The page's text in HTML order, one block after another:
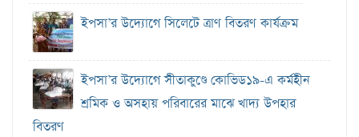
ইপসা’র উদ্যোগে সিলেটে ত্রাণ বিতরণ কার্যক্রম
ইপসা’র উদ্যোগে সীতাকুণ্ডে কোভিড১৯-এ কর্মহীন
শ্রমিক ও অসহায় পরিবারের মাঝে খাদ্য উপহার
বিতরণ